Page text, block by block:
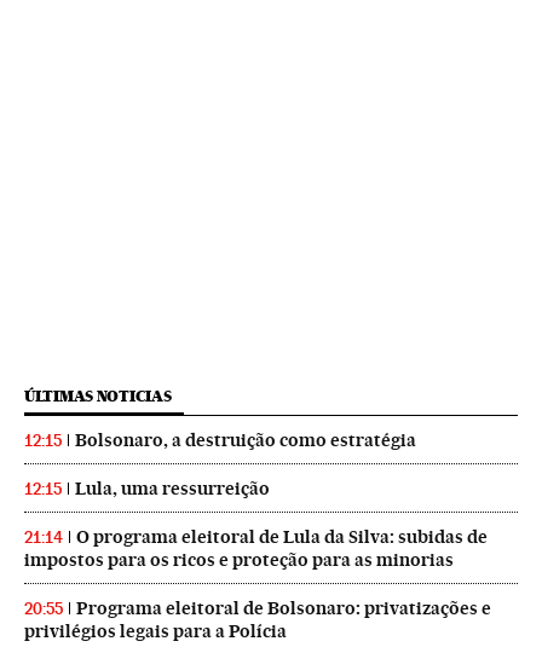
ÚLTIMAS NOTICIAS
12:15 Bolsonaro, a destruição como estratégia
12:15 Lula, uma ressurreição
21:14
O programa eleitoral de Lula da Silva: subidas de
impostos para os ricos e proteção para as minorias
20:55
Programa eleitoral de Bolsonaro: privatizações e
privilégios legais para a Polícia